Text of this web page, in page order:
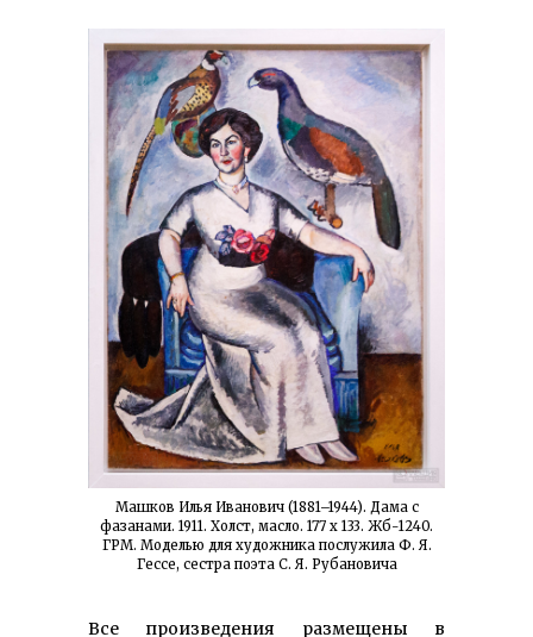
Машков Илья Иванович (1881–1944). Дама с
фазанами. 1911. Холст, масло. 177 x 133. Жб-1240.
ГРМ. Моделью для художника послужила Ф. Я.
Гессе, сестра поэта С. Я. Рубановича
Все произведения размещены в